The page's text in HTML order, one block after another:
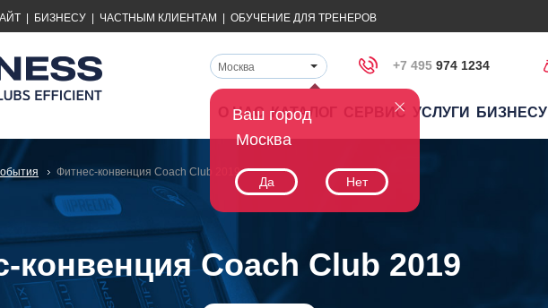
БИЗНЕСУ ЧАСТНЫМ КЛИЕНТАМ ОБУЧЕНИЕ ДЛЯ ТРЕНЕРОВ
Ваш город
Москва
Да Нет
Москва +7 495 974 1234
О НАС КАТАЛОГ СЕРВИС УСЛУГИ БИЗНЕСУ
Фитнес-конвенция Coach Club 2019
конвенция Coach Club 2019